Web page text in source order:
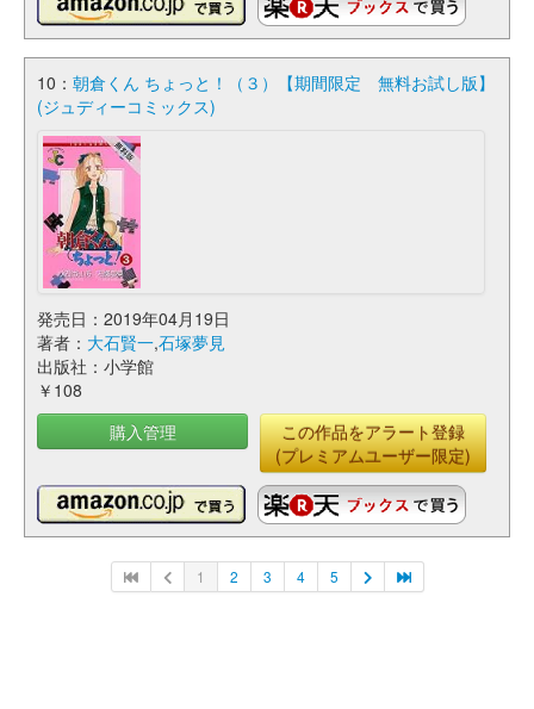
10： 朝倉くん ちょっと！（３）【期間限定 無料お試し版】
(ジュディーコミックス)
発売日：2019年04月19日
著者： 大石賢一,石塚夢見
出版社：小学館
￥108
購入管理
この作品をアラート登録
(プレミアムユーザー限定)
1 2 3 4 5